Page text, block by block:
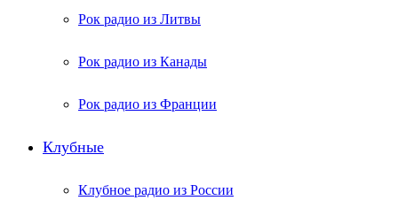
Рок радио из Литвы
Рок радио из Канады
Рок радио из Франции
Клубные
Клубное радио из России